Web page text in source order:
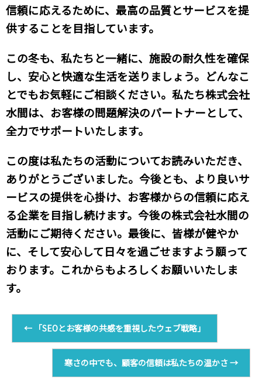
信頼に応えるために、最高の品質とサービスを提
供することを目指しています。
この冬も、私たちと一緒に、施設の耐久性を確保
し、安心と快適な生活を送りましょう。どんなこ
とでもお気軽にご相談ください。私たち株式会社
水間は、お客様の問題解決のパートナーとして、
全力でサポートいたします。
この度は私たちの活動についてお読みいただき、
ありがとうございました。今後とも、より良いサ
ービスの提供を心掛け、お客様からの信頼に応え
る企業を目指し続けます。今後の株式会社水間の
活動にご期待ください。最後に、皆様が健やか
に、そして安心して日々を過ごせますよう願って
おります。これからもよろしくお願いいたしま
す。
← 「SEOとお客様の共感を重視したウェブ戦略」
寒さの中でも、顧客の信頼は私たちの温かさ →